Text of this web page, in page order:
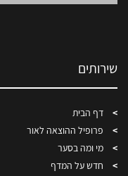
שירותים
דף הבית
פרופיל ההוצאה לאור
מי ומה בסער
חדש על המדף